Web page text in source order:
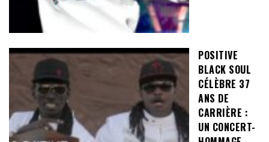
POSITIVE
BLACK SOUL
CÉLÈBRE 37
ANS DE
CARRIÈRE :
UN CONCERT-